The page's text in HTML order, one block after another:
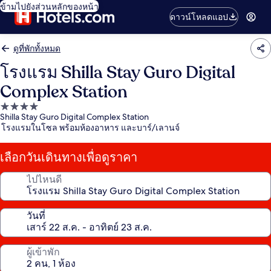
ข้ามไปยังส่วนหลักของหน้า
ดาวน์โหลดแอป
ดูที่พักทั้งหมด
โรงแรม Shilla Stay Guro Digital
Complex Station
ที่พัก
4.0
Shilla Stay Guro Digital Complex Station
โรงแรมในโซล พร้อมห้องอาหาร และบาร์/เลานจ์
เลือกวันเดินทางเพื่อดูราคา
ไปไหนดี
วันที่
ผู้เข้าพัก